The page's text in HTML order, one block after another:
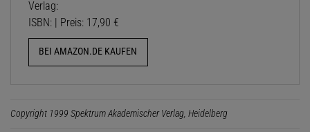
Verlag:
ISBN: | Preis: 17,90 €
BEI AMAZON.DE KAUFEN
Copyright 1999 Spektrum Akademischer Verlag, Heidelberg